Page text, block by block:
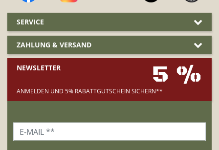
SERVICE
ZAHLUNG & VERSAND
NEWSLETTER 5 %
ANMELDEN UND 5% RABATTGUTSCHEIN SICHERN**